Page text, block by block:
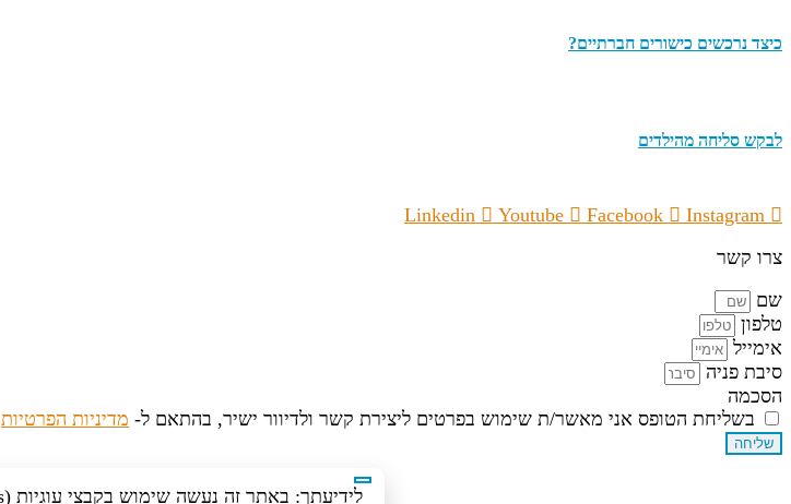
כיצד נרכשים כישורים חברתיים?
לבקש סליחה מהילדים
Linkedin Youtube Facebook
Instagram
צרו קשר
שם
טלפון
אימייל
סיבת פניה
הסכמה
בשליחת הטופס אני מאשר/ת שימוש בפרטים ליצירת קשר ולדיוור ישיר, בהתאם ל- מדיניות הפרטיות
שליחה